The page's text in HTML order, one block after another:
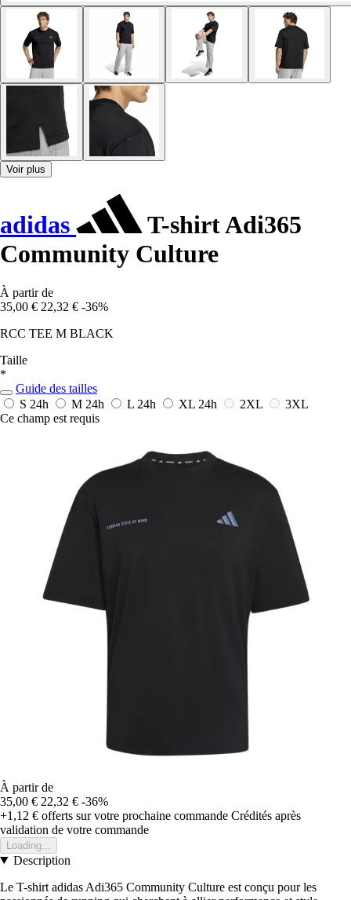
Voir plus
adidas
T-shirt Adi365
Community Culture
À partir de
35,00 € 22,32 € -36%
RCC TEE M BLACK
Taille
*
Guide des tailles
S 24h M 24h L 24h XL 24h 2XL
3XL
Ce champ est requis
À partir de
35,00 € 22,32 € -36%
+1,12 € offerts sur votre prochaine commande Crédités après
validation de votre commande
Loading...
Description
Le T-shirt adidas Adi365 Community Culture est conçu pour les